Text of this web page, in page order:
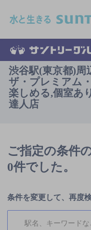
渋谷駅(東京都)周
ザ・プレミアム
楽しめる,個室あ
達人店
ご指定の条件
0件でした。
条件を変更して、再度